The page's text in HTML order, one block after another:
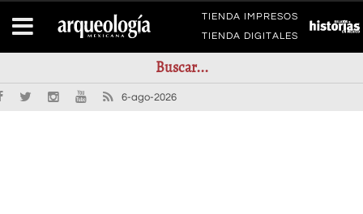
TIENDA IMPRESOS
TIENDA DIGITALES
6-ago-2026